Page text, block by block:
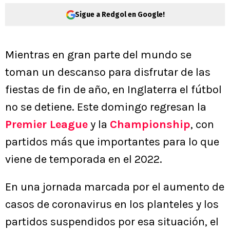
Sigue a Redgol en Google!
Mientras en gran parte del mundo se
toman un descanso para disfrutar de las
fiestas de fin de año, en Inglaterra el fútbol
no se detiene. Este domingo regresan la
Premier Leaguey la Championship, con
partidos más que importantes para lo que
viene de temporada en el 2022.
En una jornada marcada por el aumento de
casos de coronavirus en los planteles y los
partidos suspendidos por esa situación, el